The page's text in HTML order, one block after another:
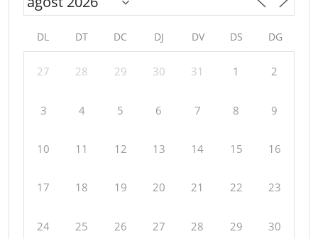
DL DT DC DJ DV DS DG
27 28 29 30 31 1 2
3 4 5 6 7 8 9
10 11 12 13 14 15 16
17 18 19 20 21 22 23
24 25 26 27 28 29 30